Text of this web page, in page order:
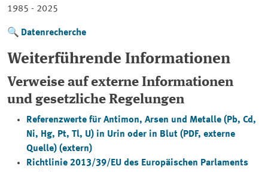
1985 - 2025
Datenrecherche
Weiterführende Informationen
Verweise auf externe Informationen
und gesetzliche Regelungen
Referenzwerte für Antimon, Arsen und Metalle (Pb, Cd,
Ni, Hg, Pt, Tl, U) in Urin oder in Blut (PDF, externe
Quelle) (extern)
Richtlinie 2013/39/EU des Europäischen Parlaments